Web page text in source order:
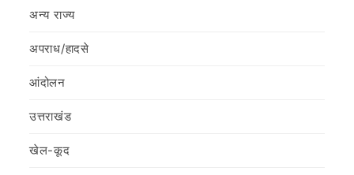
अन्य राज्य
अपराध/हादसे
आंदोलन
उत्तराखंड
खेल-कूद